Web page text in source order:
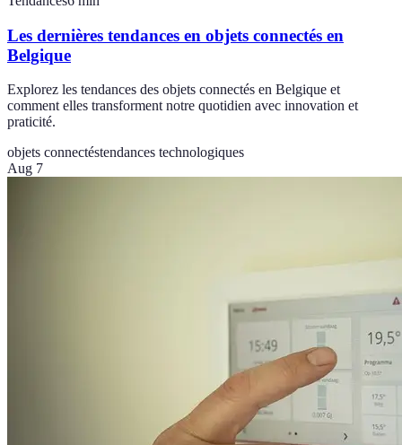
Les dernières tendances en objets connectés en
Belgique
Explorez les tendances des objets connectés en Belgique et
comment elles transforment notre quotidien avec innovation et
praticité.
objets connectéstendances technologiques
Aug 7